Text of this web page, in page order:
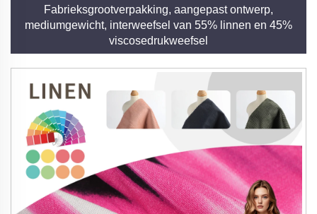
Fabrieksgrootverpakking, aangepast ontwerp,
mediumgewicht, interweefsel van 55% linnen en 45%
viscosedrukweefsel